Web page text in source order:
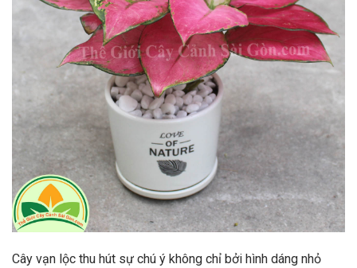
Cây vạn lộc thu hút sự chú ý không chỉ bởi hình dáng nhỏ